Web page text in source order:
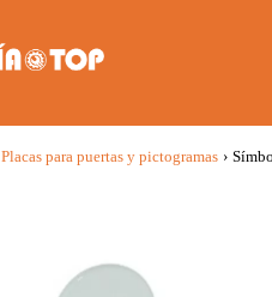
Placas para puertas y pictogramas ›